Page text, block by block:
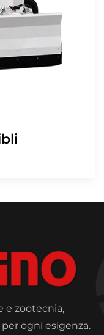
e zootecnia,
ogni esigenza.